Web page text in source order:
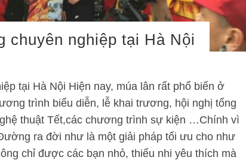
chuyên nghiệp tại Hà Nội
tại Hà Nội Hiện nay, múa lân rất phổ biến ở
trình biểu diễn, lễ khai trương, hội nghị tổng
thuật Tết,các chương trình sự kiện …Chính vì
ra đời như là một giải pháp tối ưu cho như
chỉ được các bạn nhỏ, thiếu nhi yêu thích mà